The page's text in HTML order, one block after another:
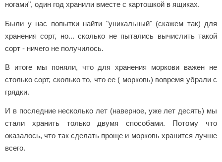
ногами", один год хранили вместе с картошкой в ящиках.
Были у нас попытки найти "уникальный" (скажем так) для
хранения сорт, но... сколько не пытались вычислить такой
сорт - ничего не получилось.
В итоге мы поняли, что для хранения моркови важен не
столько сорт, сколько то, что ее ( морковь) вовремя убрали с
грядки.
И в последние несколько лет (наверное, уже лет десять) мы
стали хранить только двумя способами. Потому что
оказалось, что так сделать проще и морковь хранится лучше
всего.